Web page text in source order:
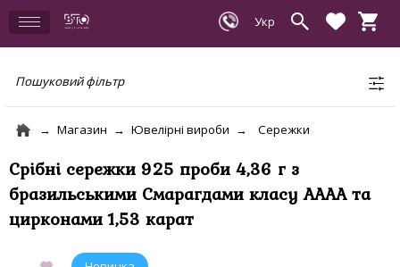
Пошуковий фільтр
Магазин Ювелірні вироби Сережки
Срібні сережки 925 проби 4,36 г з
бразильськими Смарагдами класу АААА та
цирконами 1,53 карат